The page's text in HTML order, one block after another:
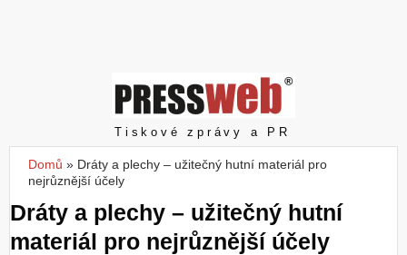
č
Pressweb
Tiskové zprávy a PR
Jste zde
Domů » Dráty a plechy – užitečný hutní materiál pro
nejrůznější účely
Dráty a plechy – užitečný hutní
materiál pro nejrůznější účely